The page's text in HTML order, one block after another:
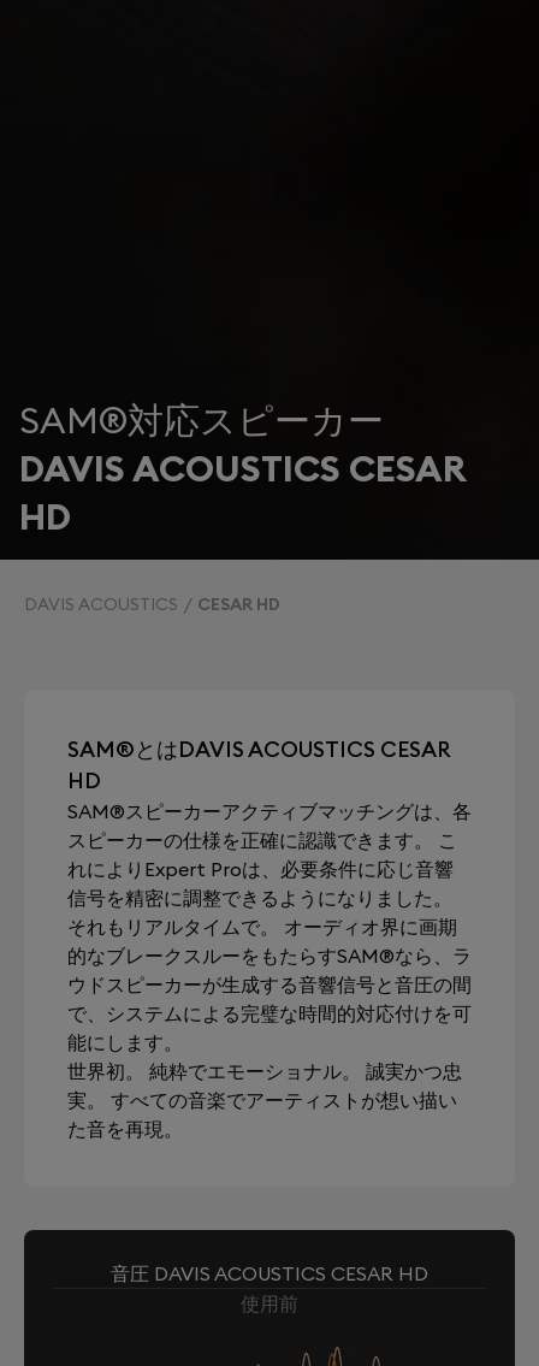
SAM®対応スピーカー
DAVIS ACOUSTICS CESAR
HD
DAVIS ACOUSTICS CESAR HD
SAM®とはDAVIS ACOUSTICS CESAR
HD
SAM®スピーカーアクティブマッチングは、各
スピーカーの仕様を正確に認識できます。 こ
れによりExpert Proは、必要条件に応じ音響
信号を精密に調整できるようになりました。
それもリアルタイムで。 オーディオ界に画期
的なブレークスルーをもたらすSAM®なら、ラ
ウドスピーカーが生成する音響信号と音圧の間
で、システムによる完璧な時間的対応付けを可
能にします。
世界初。 純粋でエモーショナル。 誠実かつ忠
実。 すべての音楽でアーティストが想い描い
た音を再現。
音圧 DAVIS ACOUSTICS CESAR HD
使用前